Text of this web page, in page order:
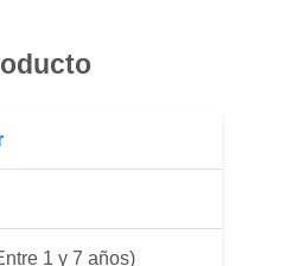
1 y 7 años)